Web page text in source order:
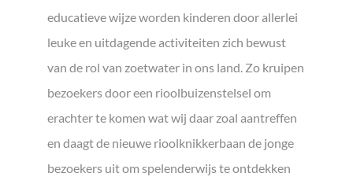
educatieve wijze worden kinderen door allerlei
leuke en uitdagende activiteiten zich bewust
van de rol van zoetwater in ons land. Zo kruipen
bezoekers door een rioolbuizenstelsel om
erachter te komen wat wij daar zoal aantreffen
en daagt de nieuwe rioolknikkerbaan de jonge
bezoekers uit om spelenderwijs te ontdekken